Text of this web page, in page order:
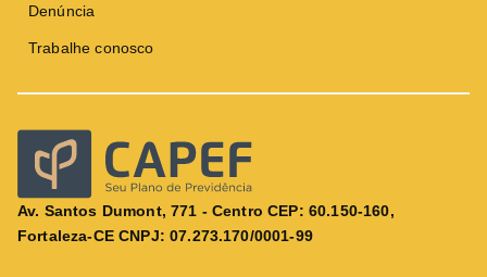
Denúncia
Trabalhe conosco
Av. Santos Dumont, 771 - Centro CEP: 60.150-160,
Fortaleza-CE CNPJ: 07.273.170/0001-99